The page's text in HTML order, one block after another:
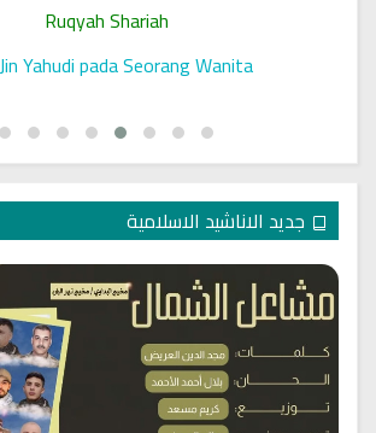
Ruqyah Shariah
Yahudi pada Seorang Wanita
جديد الاناشيد الاسلامية